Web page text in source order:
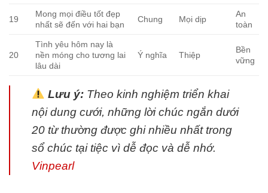
19
Mong mọi điều tốt đẹp
nhất sẽ đến với hai bạn
Chung Mọi dịp
An
toàn
20
Tình yêu hôm nay là
nền móng cho tương lai
lâu dài
Ý nghĩa Thiệp
Bền
vững
Lưu ý:Theo kinh nghiệm triển khai
nội dung cưới, những lời chúc ngắn dưới
20 từ thường được ghi nhiều nhất trong
sổ chúc tại tiệc vì dễ đọc và dễ nhớ.
Vinpearl